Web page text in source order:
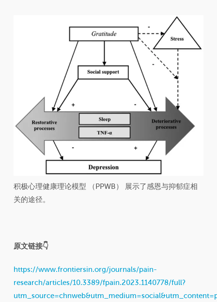
积极心理健康理论模型 （PPWB） 展示了感恩与抑郁症相
关的途径。
原文链接👇
https://www.frontiersin.org/journals/pain-
research/articles/10.3389/fpain.2023.1140778/full?